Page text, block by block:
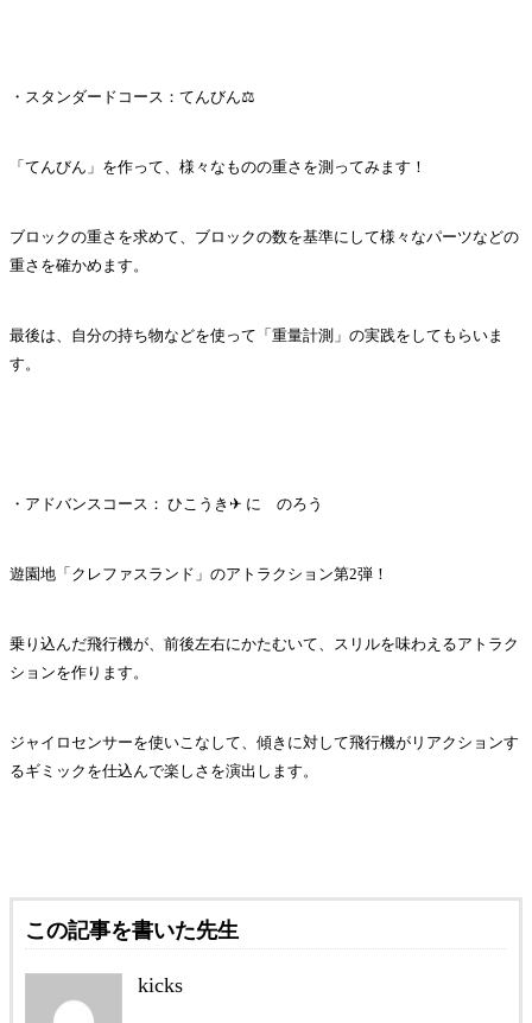
・スタンダードコース：てんびん⚖
「てんびん」を作って、様々なものの重さを測ってみます！
ブロックの重さを求めて、ブロックの数を基準にして様々なパーツなどの
重さを確かめます。
最後は、自分の持ち物などを使って「重量計測」の実践をしてもらいま
す。
・アドバンスコース： ひこうき✈ に のろう
遊園地「クレファスランド」のアトラクション第2弾！
乗り込んだ飛行機が、前後左右にかたむいて、スリルを味わえるアトラク
ションを作ります。
ジャイロセンサーを使いこなして、傾きに対して飛行機がリアクションす
るギミックを仕込んで楽しさを演出します。
この記事を書いた先生
kicks